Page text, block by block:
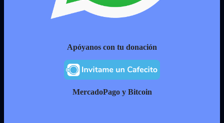
Apóyanos con tu donación
MercadoPago y Bitcoin